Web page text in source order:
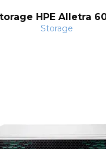
HPE Alletra
Storage